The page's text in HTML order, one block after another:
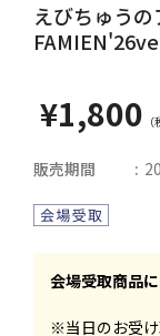
えびちゅう
¥1,800
販売期間
会場受取商品
※当日のお受